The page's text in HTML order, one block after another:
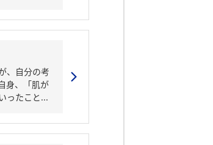
、自分の考
身、「肌が
ったこと...